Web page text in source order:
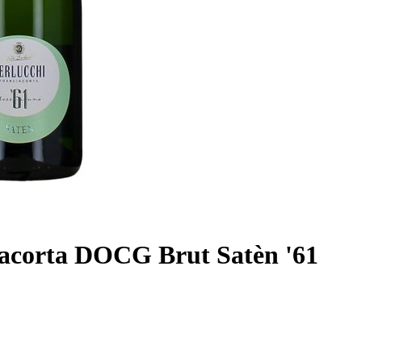
DOCG Brut Satèn '61